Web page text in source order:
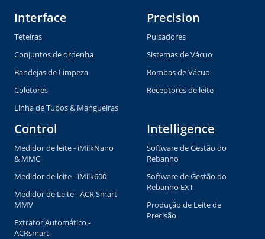
Interface
Teteiras
Conjuntos de ordenha
Bandejas de Limpeza
Coletores
Linha de Tubos & Mangueiras
Precision
Pulsadores
Sistemas de Vácuo
Bombas de Vácuo
Receptores de leite
Control
Medidor de leite - iMilkNano
& MMC
Medidor de leite - iMilk600
Medidor de Leite - ACR Smart
MMV
Extrator Automático -
ACRsmart
Intelligence
Software de Gestão do
Rebanho
Software de Gestão do
Rebanho EXT
Produção de Leite de
Precisão